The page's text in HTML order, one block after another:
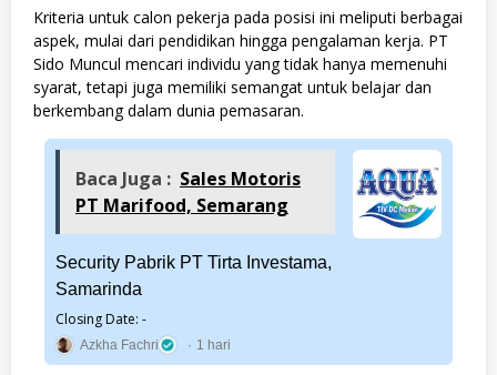
Kriteria untuk calon pekerja pada posisi ini meliputi berbagai
aspek, mulai dari pendidikan hingga pengalaman kerja. PT
Sido Muncul mencari individu yang tidak hanya memenuhi
syarat, tetapi juga memiliki semangat untuk belajar dan
berkembang dalam dunia pemasaran.
Baca Juga : Sales Motoris
PT Marifood, Semarang
Security Pabrik PT Tirta Investama,
Samarinda
Closing Date: -
Azkha Fachri 1 hari